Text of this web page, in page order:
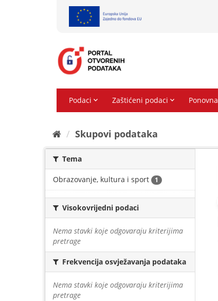
Skupovi podаtаkа
Tema
Obrazovanje, kultura i sport 1
Visokovrijedni podaci
Nema stavki koje odgovaraju kriterijima
pretrage
Frekvencija osvježavanja podataka
Nema stavki koje odgovaraju kriterijima
pretrage